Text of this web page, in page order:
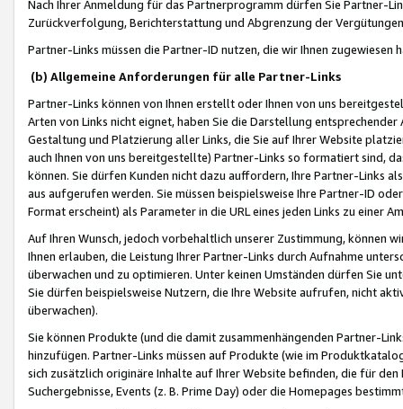
Nach Ihrer Anmeldung für das Partnerprogramm dürfen Sie Partner-
Zurückverfolgung, Berichterstattung und Abgrenzung der
Partner-Links müssen die Partner-ID nutzen, die wir Ihnen zugewiesen
(b) Allgemeine Anforderungen für alle Partner-Links
Partner-Links können von Ihnen erstellt oder Ihnen von uns
Arten von Links nicht eignet, haben Sie die Darstellung
Gestaltung und Platzierung aller Links, die Sie auf Ihrer Website
auch Ihnen von uns bereitgestellte) Partner-Links so formatiert sind,
können. Sie dürfen Kunden nicht dazu auffordern, Ihre Partner-Links
aus aufgerufen werden. Sie müssen beispielsweise Ihre Partner-ID
Format erscheint) als Parameter in die URL eines jeden Links zu einer
Auf Ihren Wunsch, jedoch vorbehaltlich unserer Zustimmung, können
Ihnen erlauben, die Leistung Ihrer Partner-Links durch Aufnahme
überwachen und zu optimieren. Unter keinen Umständen dürfen Sie
Sie dürfen beispielsweise Nutzern, die Ihre Website aufrufen, nicht
überwachen).
Sie können Produkte (und die damit zusammenhängenden Partner-
hinzufügen. Partner-Links müssen auf Produkte (wie im
sich zusätzlich originäre Inhalte auf Ihrer Website befinden, die für
Suchergebnisse, Events (z. B. Prime Day) oder die Homepages